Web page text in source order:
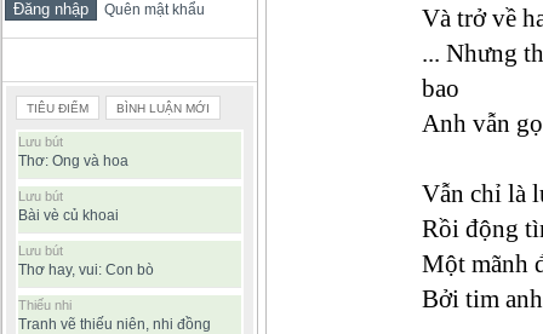
Quên mật khẩu
TIÊU ĐIỂM BÌNH LUẬN MỚI
Lưu bút
Thơ: Ong và hoa
Lưu bút
Bài vè củ khoai
Lưu bút
Thơ hay, vui: Con bò
Thiếu nhi
Tranh vẽ thiếu niên, nhi đồng
Và trở về
... Nhưng
bao
Anh vẫn
Vẫn chỉ là
Rồi động
Một mãnh
Bởi tim